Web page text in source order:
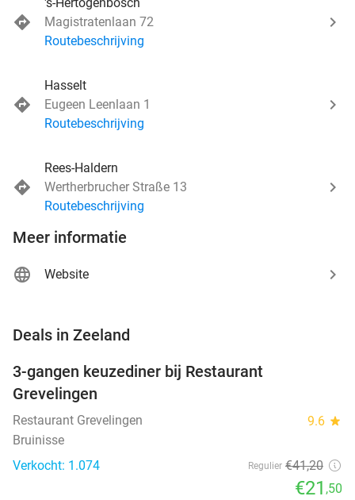
Magistratenlaan 72
Routebeschrijving
Hasselt
Eugeen Leenlaan 1
Routebeschrijving
Rees-Haldern
Wertherbrucher Straße 13
Routebeschrijving
Meer informatie
Website
Deals in Zeeland
3-gangen keuzediner bij Restaurant
Grevelingen
Restaurant Grevelingen 9.6 star
Bruinisse
Verkocht: 1.074
Regulier €41,20
€21 ,50